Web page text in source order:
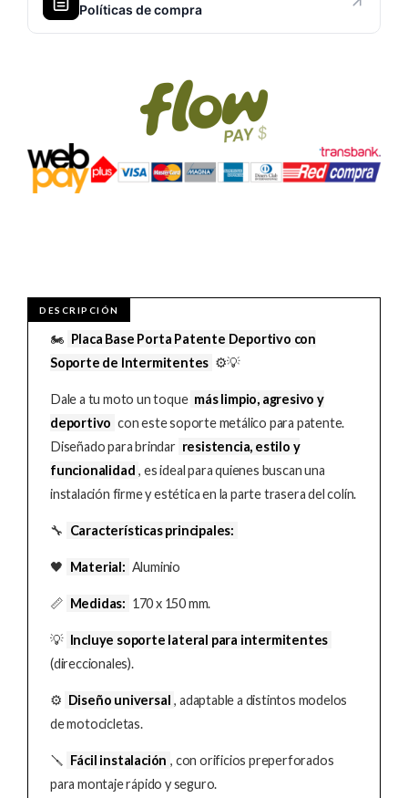
Políticas de compra
🏍️ Placa Base Porta Patente Deportivo con
Soporte de Intermitentes ⚙️💡
Dale a tu moto un toque más limpio, agresivo y
deportivo con este soporte metálico para patente.
Diseñado para brindar resistencia, estilo y
funcionalidad , es ideal para quienes buscan una
instalación firme y estética en la parte trasera del colín.
🔧 Características principales:
🖤 Material: Aluminio
📏 Medidas: 170 x 150 mm.
💡 Incluye soporte lateral para intermitentes
(direccionales).
⚙️ Diseño universal , adaptable a distintos modelos
de motocicletas.
🪛 Fácil instalación , con orificios preperforados
para montaje rápido y seguro.